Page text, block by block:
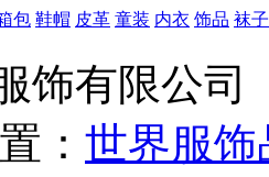
包 鞋帽 皮革 童装 内衣 饰品 袜子
饰有限公司
： 世界服饰